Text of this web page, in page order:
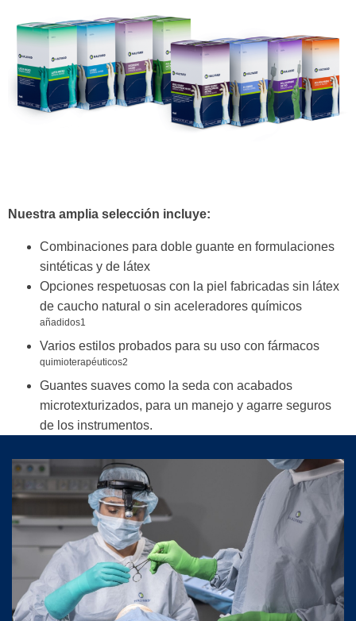
Nuestra amplia selección incluye:
Combinaciones para doble guante en formulaciones
sintéticas y de látex
Opciones respetuosas con la piel fabricadas sin látex
de caucho natural o sin aceleradores químicos
añadidos1
Varios estilos probados para su uso con fármacos
quimioterapéuticos2
Guantes suaves como la seda con acabados
microtexturizados, para un manejo y agarre seguros
de los instrumentos.